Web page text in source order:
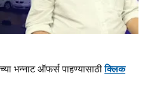
भन्नाट ऑफर्स पाहण्यासाठीक्लिक